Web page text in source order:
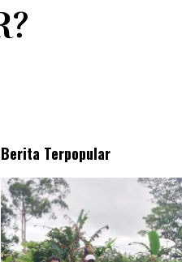
Berita Terpopular